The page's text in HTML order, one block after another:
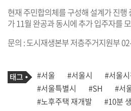
현재 주민합의체를 구성해 설계가 진행
가 11월 완공과 동시에 추가 입주자를
문의 : 도시재생본부 저층주거지원부
기
사
관
련
태
태
그
#서울 #서울시 #서울
#서울특별시
#SH
#서
#노후주택 재개발
#10분